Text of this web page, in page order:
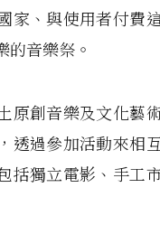
家、與使用者付費
的音樂祭。
原創音樂及文化藝
透過參加活動來相
括獨立電影、手工